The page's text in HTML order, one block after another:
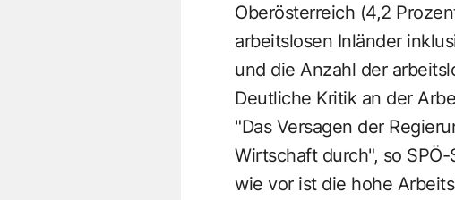
Oberösterreich (4,2
arbeitslosen Inländer
und die Anzahl der
Deutliche Kritik an der
"Das Versagen der
Wirtschaft durch", so
wie vor ist die hohe